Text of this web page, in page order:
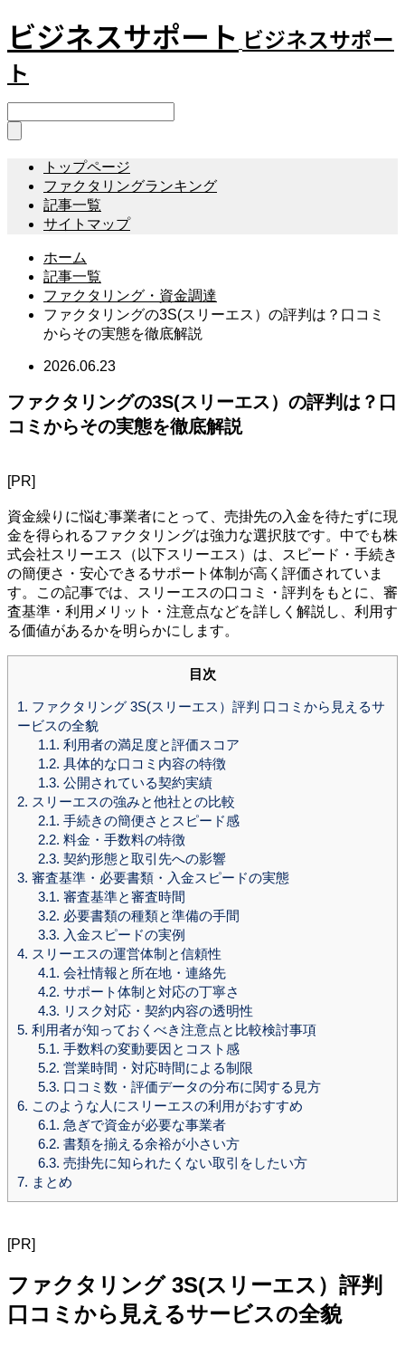
ビジネスサポート ビジネスサポー
ト
トップページ
ファクタリングランキング
記事一覧
サイトマップ
ホーム
記事一覧
ファクタリング・資金調達
ファクタリングの3S(スリーエス）の評判は？口コミ
からその実態を徹底解説
2026.06.23
ファクタリングの3S(スリーエス）の評判は？口
コミからその実態を徹底解説
[PR]
資金繰りに悩む事業者にとって、売掛先の入金を待たずに現
金を得られるファクタリングは強力な選択肢です。中でも株
式会社スリーエス（以下スリーエス）は、スピード・手続き
の簡便さ・安心できるサポート体制が高く評価されていま
す。この記事では、スリーエスの口コミ・評判をもとに、審
査基準・利用メリット・注意点などを詳しく解説し、利用す
る価値があるかを明らかにします。
目次
1. ファクタリング 3S(スリーエス）評判 口コミから見えるサ
ービスの全貌
1.1. 利用者の満足度と評価スコア
1.2. 具体的な口コミ内容の特徴
1.3. 公開されている契約実績
2. スリーエスの強みと他社との比較
2.1. 手続きの簡便さとスピード感
2.2. 料金・手数料の特徴
2.3. 契約形態と取引先への影響
3. 審査基準・必要書類・入金スピードの実態
3.1. 審査基準と審査時間
3.2. 必要書類の種類と準備の手間
3.3. 入金スピードの実例
4. スリーエスの運営体制と信頼性
4.1. 会社情報と所在地・連絡先
4.2. サポート体制と対応の丁寧さ
4.3. リスク対応・契約内容の透明性
5. 利用者が知っておくべき注意点と比較検討事項
5.1. 手数料の変動要因とコスト感
5.2. 営業時間・対応時間による制限
5.3. 口コミ数・評価データの分布に関する見方
6. このような人にスリーエスの利用がおすすめ
6.1. 急ぎで資金が必要な事業者
6.2. 書類を揃える余裕が小さい方
6.3. 売掛先に知られたくない取引をしたい方
7. まとめ
[PR]
ファクタリング 3S(スリーエス）評判
口コミから見えるサービスの全貌